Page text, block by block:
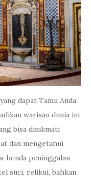
dapat Tamu Anda
warisan dunia ini
bisa dinikmati
dan mengetahui
benda peninggalan
suci, relikui, bahkan